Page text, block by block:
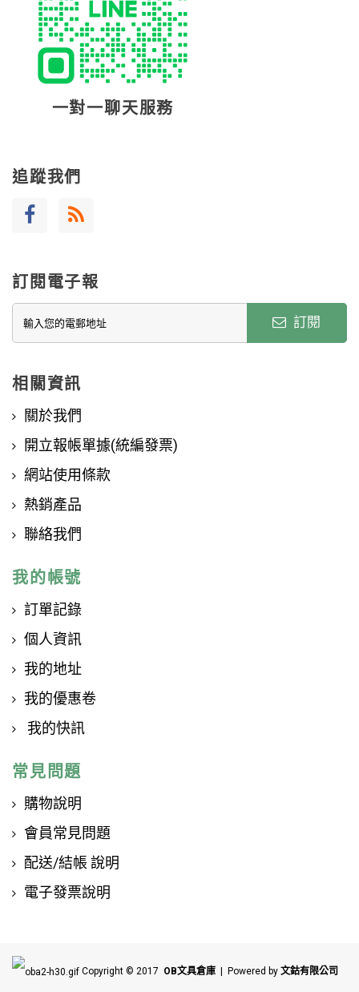
一對一聊天服務
追蹤我們
訂閱電子報
訂閱
相關資訊
關於我們
開立報帳單據(統編發票)
網站使用條款
熱銷產品
聯絡我們
我的帳號
訂單記錄
個人資訊
我的地址
我的優惠卷
我的快訊
常見問題
購物說明
會員常見問題
配送/結帳 說明
電子發票說明
Copyright © 2017 OB文具倉庫 | Powered by 文鈷有限公司